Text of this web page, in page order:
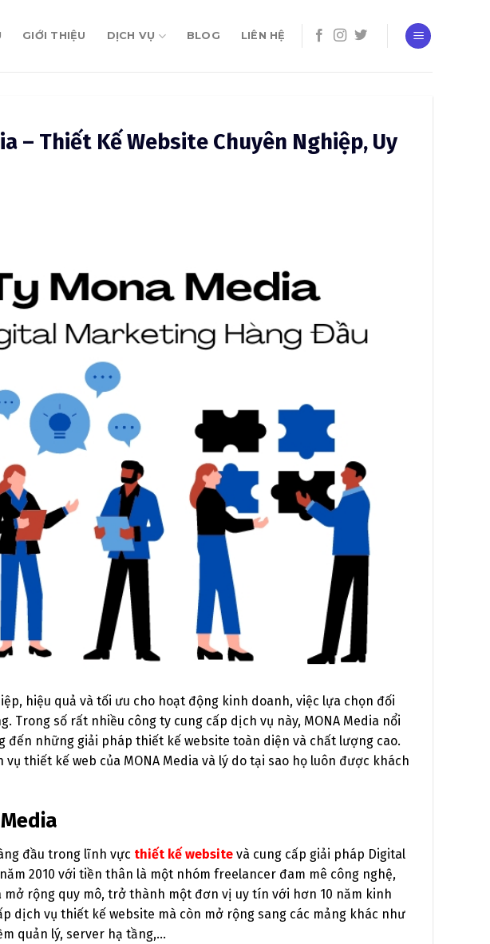
GIỚI THIỆU DỊCH VỤ BLOG LIÊN HỆ
– Thiết Kế Website Chuyên Nghiệp, Uy
hiệu quả và tối ưu cho hoạt động kinh doanh, việc lựa chọn đối
Trong số rất nhiều công ty cung cấp dịch vụ này, MONA Media nổi
những giải pháp thiết kế website toàn diện và chất lượng cao.
thiết kế web của MONA Media và lý do tại sao họ luôn được khách
đầu trong lĩnh vực thiết kế website và cung cấp giải pháp Digital
2010 với tiền thân là một nhóm freelancer đam mê công nghệ,
rộng quy mô, trở thành một đơn vị uy tín với hơn 10 năm kinh
dịch vụ thiết kế website mà còn mở rộng sang các mảng khác như
quản lý, server hạ tầng,…